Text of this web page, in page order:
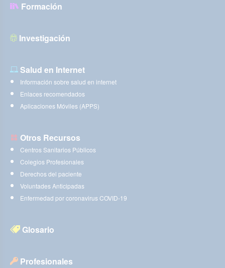
Formación
Investigación
Salud en Internet
Información sobre salud en internet
Enlaces recomendados
Aplicaciones Móviles (APPS)
Otros Recursos
Centros Sanitarios Públicos
Colegios Profesionales
Derechos del paciente
Voluntades Anticipadas
Enfermedad por coronavirus COVID-19
Glosario
Profesionales